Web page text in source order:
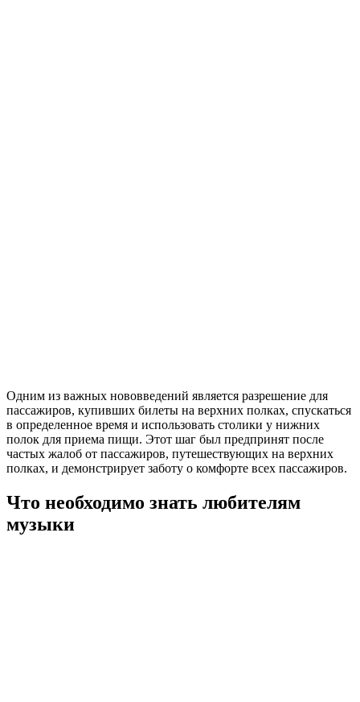
Одним из важных нововведений является разрешение для
пассажиров, купивших билеты на верхних полках, спускаться
в определенное время и использовать столики у нижних
полок для приема пищи. Этот шаг был предпринят после
частых жалоб от пассажиров, путешествующих на верхних
полках, и демонстрирует заботу о комфорте всех пассажиров.
Что необходимо знать любителям
музыки